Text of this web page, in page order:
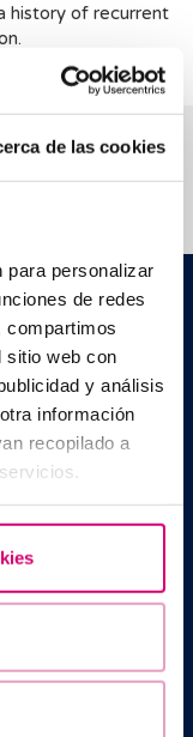
de las cookies
para personalizar
de redes
compartimos
sitio web con
y análisis
información
recopilado a
history of recurrent
by the Generalitat
Assisted